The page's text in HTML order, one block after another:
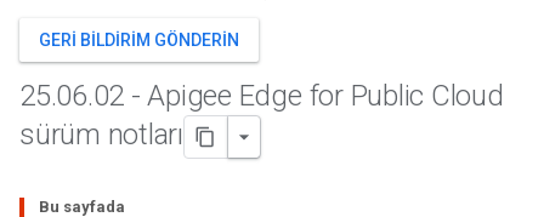
GERI BILDIRIM GÖNDERIN
25.06.02 - Apigee Edge for Public Cloud
sürüm notları
Bu sayfada